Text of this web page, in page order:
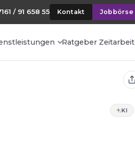
/ 91 658 55 Kontakt Jobbörse
Ratgeber Zeitarbeit
KI